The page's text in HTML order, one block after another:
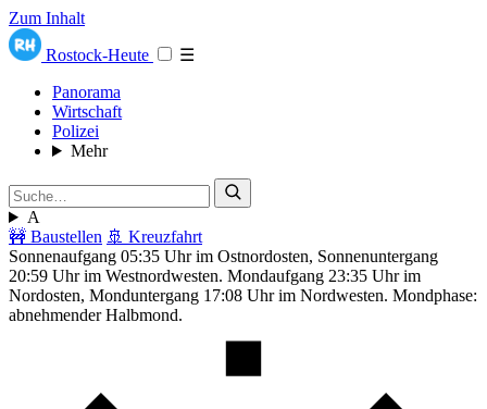
Zum Inhalt
Rostock-Heute
☰
Panorama
Wirtschaft
Polizei
Mehr
A
🚧 Baustellen 🚢 Kreuzfahrt
Sonnenaufgang 05:35 Uhr im Ostnordosten, Sonnenuntergang
20:59 Uhr im Westnordwesten. Mondaufgang 23:35 Uhr im
Nordosten, Monduntergang 17:08 Uhr im Nordwesten. Mondphase:
abnehmender Halbmond.